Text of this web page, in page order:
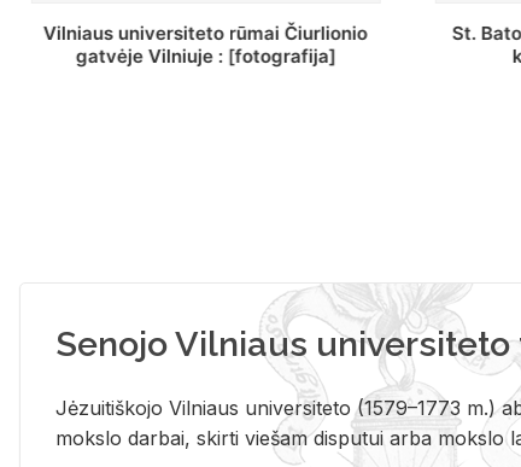
St. Batoro universiteto J. Pilsudskio
kolegija : [fotografija]
Senojo Vilniaus universiteto
Jėzuitiškojo Vilniaus universiteto (1579–1773 m.)
mokslo darbai, skirti viešam disputui arba mokslo